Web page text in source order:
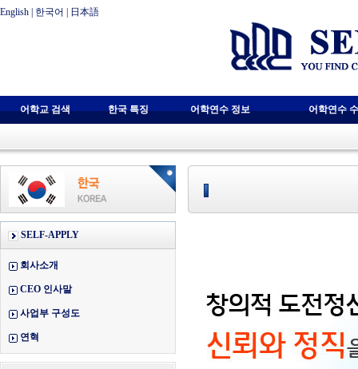
English 한국어 日本語
어학교 검색 한국 특징 어학연수 정보 어학연수
SELF-APPLY
회사소개
CEO 인사말
사업부 구성도
연혁